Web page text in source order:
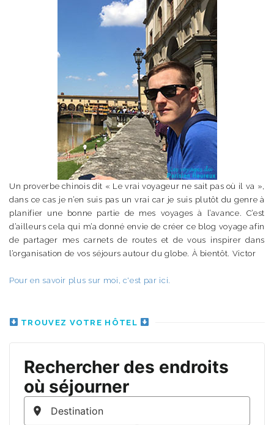
Un proverbe chinois dit « Le vrai voyageur ne sait pas où il va »,
dans ce cas je n’en suis pas un vrai car je suis plutôt du genre à
planifier une bonne partie de mes voyages à l’avance. C’est
d’ailleurs cela qui m’a donné envie de créer ce blog voyage afin
de partager mes carnets de routes et de vous inspirer dans
l’organisation de vos séjours autour du globe. À bientôt. Victor
Pour en savoir plus sur moi, c'est par ici.
TROUVEZ VOTRE HÔTEL